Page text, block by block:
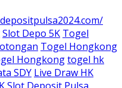
Slot Depo 5K Togel
Togel Hongkong
Hongkongtogel hk
SDY Live Draw HK